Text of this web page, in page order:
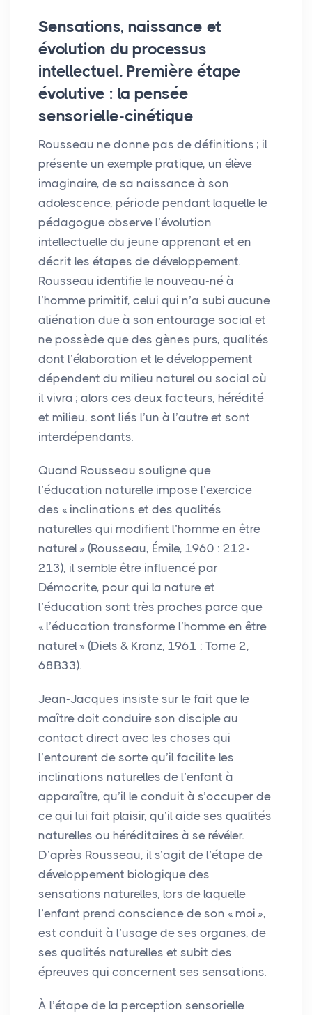
Sensations, naissance et
évolution du processus
intellectuel. Première étape
évolutive : la pensée
sensorielle-cinétique
Rousseau ne donne pas de définitions ; il
présente un exemple pratique, un élève
imaginaire, de sa naissance à son
adolescence, période pendant laquelle le
pédagogue observe l’évolution
intellectuelle du jeune apprenant et en
décrit les étapes de développement.
Rousseau identifie le nouveau-né à
l’homme primitif, celui qui n’a subi aucune
aliénation due à son entourage social et
ne possède que des gènes purs, qualités
dont l’élaboration et le développement
dépendent du milieu naturel ou social où
il vivra ; alors ces deux facteurs, hérédité
et milieu, sont liés l’un à l’autre et sont
interdépendants.
Quand Rousseau souligne que
l’éducation naturelle impose l’exercice
des « inclinations et des qualités
naturelles qui modifient l’homme en être
naturel » (Rousseau, Émile, 1960 : 212-
213), il semble être influencé par
Démocrite, pour qui la nature et
l’éducation sont très proches parce que
« l’éducation transforme l’homme en être
naturel » (Diels & Kranz, 1961 : Tome 2,
68Β33).
Jean-Jacques insiste sur le fait que le
maître doit conduire son disciple au
contact direct avec les choses qui
l’entourent de sorte qu’il facilite les
inclinations naturelles de l’enfant à
apparaître, qu’il le conduit à s’occuper de
ce qui lui fait plaisir, qu’il aide ses qualités
naturelles ou héréditaires à se révéler.
D’après Rousseau, il s’agit de l’étape de
développement biologique des
sensations naturelles, lors de laquelle
l’enfant prend conscience de son « moi »,
est conduit à l’usage de ses organes, de
ses qualités naturelles et subit des
épreuves qui concernent ses sensations.
À l’étape de la perception sensorielle